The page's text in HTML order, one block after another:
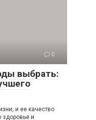
0
выбрать:
и ее качество
здоровье и